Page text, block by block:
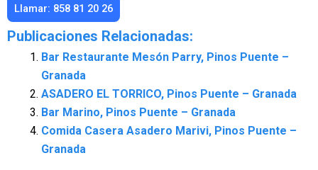
Llamar: 858 81 20 26
Publicaciones Relacionadas:
Bar Restaurante Mesón Parry, Pinos Puente –
Granada
ASADERO EL TORRICO, Pinos Puente – Granada
Bar Marino, Pinos Puente – Granada
Comida Casera Asadero Marivi, Pinos Puente –
Granada